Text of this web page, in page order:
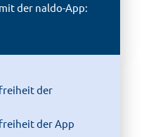
der naldo-App:
der
der App